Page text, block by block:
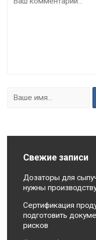
Свежие записи
Дозаторы для
нужны
Сертификация
подготовить
рисков